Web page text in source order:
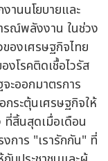
านนโยบายและ
ณ์พลังงาน ในช่วง
องเศรษฐกิจไทย
งโรคติดเชื้อไวรัส
ะออกมาตรการ
ระตุ้นเศรษฐกิจให้
ที่สิ้นสุดเมื่อเดือน
งการ "เรารักกัน" ที่